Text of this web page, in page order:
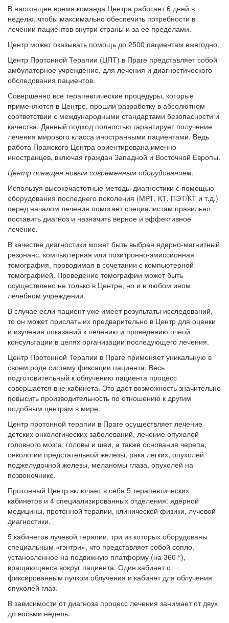
В настоящее время команда Центра работает 6 дней в
неделю, чтобы максимально обеспечить потребности в
лечении пациентов внутри страны и за ее пределами.
Центр может оказывать помощь до 2500 пациентам ежегодно.
Центр Протонной Терапии (ЦПТ) в Праге представляет собой
амбулаторное учреждение, для лечения и диагностического
обследования пациентов.
Совершенно все терапевтические процедуры, которые
применяются в Центре, прошли разработку в абсолютном
соответствии с международными стандартами безопасности и
качества. Данный подход полностью гарантирует получение
лечения мирового класса иностранными пациентами. Ведь
работа Пражского Центра ориентирована именно
иностранцев, включая граждан Западной и Восточной Европы.
Центр оснащен новым современным оборудованием.
Используя высокочастотные методы диагностики с помощью
оборудования последнего поколения (МРТ, КТ, ПЭТ/КТ и т.д.)
перед началом лечения помогает специалистам правильно
поставить диагноз и назначить верное и эффективное
лечение.
В качестве диагностики может быть выбран ядерно-магнитный
резонанс, компьютерная или позитронно-эмиссионная
томография, проводимая в сочетании с компьютерной
томографией. Проведение томографии может быть
осуществлено не только в Центре, но и в любом ином
лечебном учреждении.
В случае если пациент уже имеет результаты исследований,
то он может прислать их предварительно в Центр для оценки
и изучения показаний к лечению и проведению очной
консультации в целях организации последующего лечения.
Центр Протонной Терапии в Праге применяет уникальную в
своем роде систему фиксации пациента. Весь
подготовительный к облучению пациента процесс
совершается вне кабинета. Это дает возможность значительно
повысить производительность по отношению к другим
подобным центрам в мире.
Центр протонной терапии в Праге осуществляет лечение
детских онкологических заболеваний, лечение опухолей
головного мозга, головы и шеи, а также основания черепа,
онкологии предстательной железы, рака легких, опухолей
поджелудочной железы, меланомы глаза, опухолей на
позвоночнике.
Протонный Центр включает в себя 5 терапевтических
кабинетов и 4 специализированных отделения: ядерной
медицины, протонной терапии, клинической физики, лучевой
диагностики.
5 кабинетов лучевой терапии, три из которых оборудованы
специальным «гэнтри», что представляет собой сопло,
установленное на подвижную платформу (на 360 °),
вращающееся вокруг пациента. Один кабинет с
фиксированным пучком облучения и кабинет для облучения
опухолей глаз.
В зависимости от диагноза процесс лечения занимает от двух
до восьми недель.